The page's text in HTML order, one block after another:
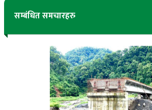
सम्बंधित समचारहरु